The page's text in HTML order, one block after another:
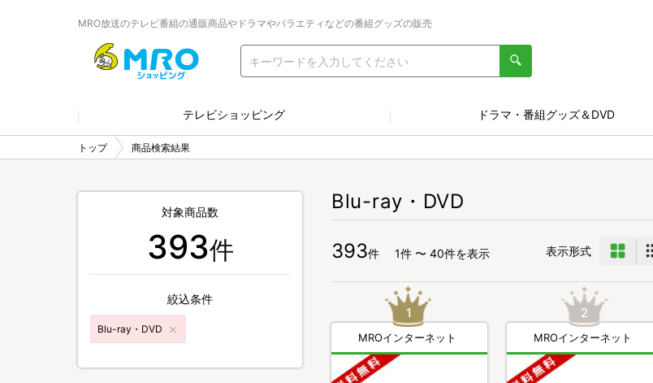
MRO放送のテレビ番組の通販商品やドラマやバラエティなどの番組グッズの販売
テレビショッピング ドラマ・番組グッズ＆DVD
トップ 商品検索結果
Blu-ray・DVD
393件 1件 〜 40件を表示 表示形式
MROインターネット MROインターネット
対象商品数
393件
絞込条件
Blu-ray・DVD